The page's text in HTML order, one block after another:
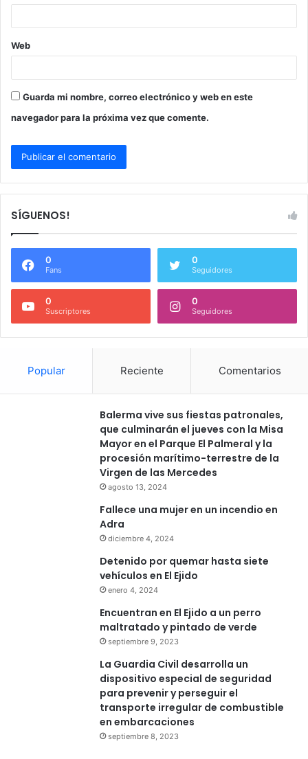
*
Web
Guarda mi nombre, correo electrónico y web en este
navegador para la próxima vez que comente.
SÍGUENOS!
0
Fans
0
Seguidores
0
Suscriptores
0
Seguidores
Popular Reciente Comentarios
Balerma vive sus fiestas patronales,
que culminarán el jueves con la Misa
Mayor en el Parque El Palmeral y la
procesión marítimo-terrestre de la
Virgen de las Mercedes
agosto 13, 2024
Fallece una mujer en un incendio en
Adra
diciembre 4, 2024
Detenido por quemar hasta siete
vehículos en El Ejido
enero 4, 2024
Encuentran en El Ejido a un perro
maltratado y pintado de verde
septiembre 9, 2023
La Guardia Civil desarrolla un
dispositivo especial de seguridad
para prevenir y perseguir el
transporte irregular de combustible
en embarcaciones
septiembre 8, 2023